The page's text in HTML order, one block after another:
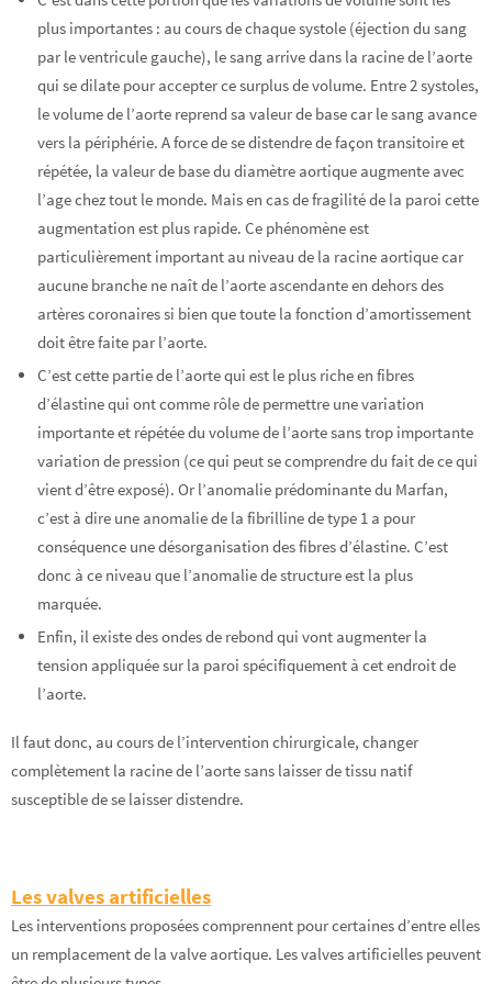
plus importantes : au cours de chaque systole (éjection du sang
par le ventricule gauche), le sang arrive dans la racine de l’aorte
qui se dilate pour accepter ce surplus de volume. Entre 2 systoles,
le volume de l’aorte reprend sa valeur de base car le sang avance
vers la périphérie. A force de se distendre de façon transitoire et
répétée, la valeur de base du diamètre aortique augmente avec
l’age chez tout le monde. Mais en cas de fragilité de la paroi cette
augmentation est plus rapide. Ce phénomène est
particulièrement important au niveau de la racine aortique car
aucune branche ne naît de l’aorte ascendante en dehors des
artères coronaires si bien que toute la fonction d’amortissement
doit être faite par l’aorte.
C’est cette partie de l’aorte qui est le plus riche en fibres
d’élastine qui ont comme rôle de permettre une variation
importante et répétée du volume de l’aorte sans trop importante
variation de pression (ce qui peut se comprendre du fait de ce qui
vient d’être exposé). Or l’anomalie prédominante du Marfan,
c’est à dire une anomalie de la fibrilline de type 1 a pour
conséquence une désorganisation des fibres d’élastine. C’est
donc à ce niveau que l’anomalie de structure est la plus
marquée.
Enfin, il existe des ondes de rebond qui vont augmenter la
tension appliquée sur la paroi spécifiquement à cet endroit de
l’aorte.
Il faut donc, au cours de l’intervention chirurgicale, changer
complètement la racine de l’aorte sans laisser de tissu natif
susceptible de se laisser distendre.
Les valves artificielles
Les interventions proposées comprennent pour certaines d’entre elles
un remplacement de la valve aortique. Les valves artificielles peuvent